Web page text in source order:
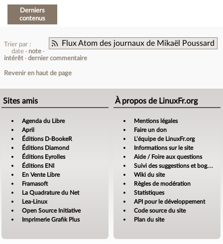
Derniers
contenus
Flux Atom des journaux de Mikaël Poussard
Trier par :
date
note
intérêt
dernier commentaire
Revenir en haut de page
Sites amis
Agenda du Libre
April
Éditions D-BookeR
Éditions Diamond
Éditions Eyrolles
Éditions ENI
En Vente Libre
Framasoft
La Quadrature du Net
Lea-Linux
Open Source Initiative
Imprimerie Grafik Plus
À propos de LinuxFr.org
Mentions légales
Faire un don
L’équipe de LinuxFr.org
Informations sur le site
Aide / Foire aux questions
Suivi des suggestions et bogues
Wiki du site
Règles de modération
Statistiques
API pour le développement
Code source du site
Plan du site